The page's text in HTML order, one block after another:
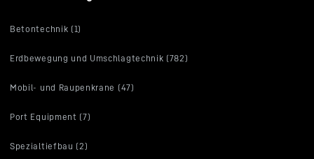
Betontechnik (1)
Erdbewegung und Umschlagtechnik (782)
Mobil- und Raupenkrane (47)
Port Equipment (7)
Spezialtiefbau (2)